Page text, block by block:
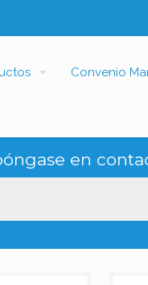
Convenio
en